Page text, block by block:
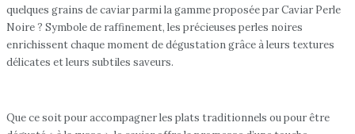
quelques grains de caviar parmi la gamme proposée par Caviar Perle
Noire ? Symbole de raffinement, les précieuses perles noires
enrichissent chaque moment de dégustation grâce à leurs textures
délicates et leurs subtiles saveurs.
Que ce soit pour accompagner les plats traditionnels ou pour être